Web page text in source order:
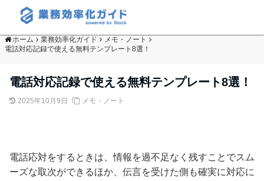
ホーム 業務効率化ガイド
メモ・ノート
電話対応記録で使える無料テンプレート8選！
電話対応記録で使える無料テンプレート8選！
2025年10月9日 メモ・ノート
電話応対をするときは、情報を過不足なく残すことでスム
ーズな取次ができるほか、伝言を受けた側も確実に対応に